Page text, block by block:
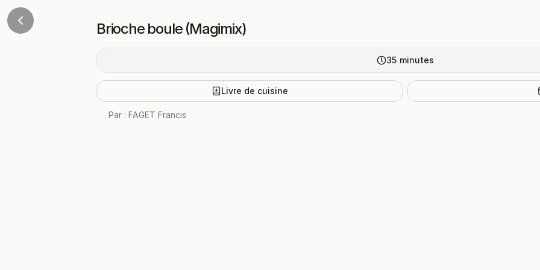
Brioche boule (Magimix)
35 minutes
Livre de cuisine
Par : FAGET Francis